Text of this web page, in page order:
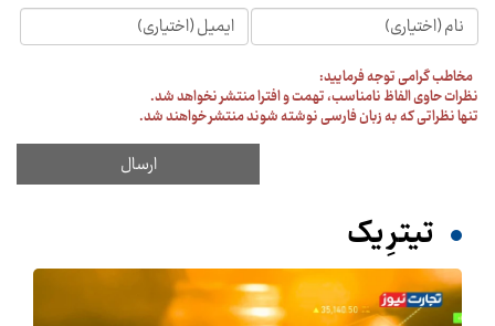
مخاطب گرامی توجه فرمایید:
نظرات حاوی الفاظ نامناسب، تهمت و افترا منتشر نخواهد شد.
تنها نظراتی که به زبان فارسی نوشته شوند منتشر خواهند شد.
تیترِ یک